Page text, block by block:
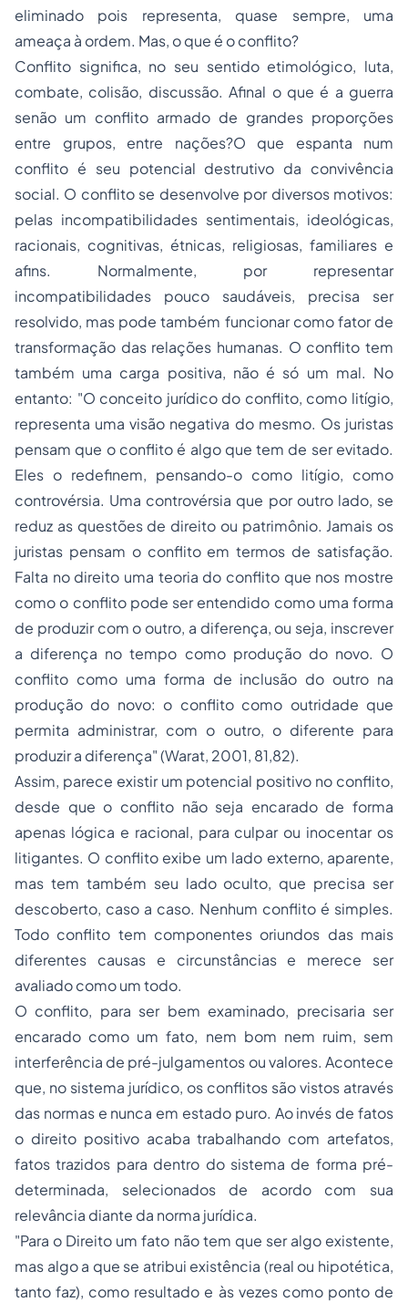
eliminado pois representa, quase sempre, uma
ameaça à ordem. Mas, o que é o conflito?
Conflito significa, no seu sentido etimológico, luta,
combate, colisão, discussão. Afinal o que é a guerra
senão um conflito armado de grandes proporções
entre grupos, entre nações?O que espanta num
conflito é seu potencial destrutivo da convivência
social. O conflito se desenvolve por diversos motivos:
pelas incompatibilidades sentimentais, ideológicas,
racionais, cognitivas, étnicas, religiosas, familiares e
afins. Normalmente, por representar
incompatibilidades pouco saudáveis, precisa ser
resolvido, mas pode também funcionar como fator de
transformação das relações humanas. O conflito tem
também uma carga positiva, não é só um mal. No
entanto: "O conceito jurídico do conflito, como litígio,
representa uma visão negativa do mesmo. Os juristas
pensam que o conflito é algo que tem de ser evitado.
Eles o redefinem, pensando-o como litígio, como
controvérsia. Uma controvérsia que por outro lado, se
reduz as questões de direito ou patrimônio. Jamais os
juristas pensam o conflito em termos de satisfação.
Falta no direito uma teoria do conflito que nos mostre
como o conflito pode ser entendido como uma forma
de produzir com o outro, a diferença, ou seja, inscrever
a diferença no tempo como produção do novo. O
conflito como uma forma de inclusão do outro na
produção do novo: o conflito como outridade que
permita administrar, com o outro, o diferente para
produzir a diferença" (Warat, 2001, 81,82).
Assim, parece existir um potencial positivo no conflito,
desde que o conflito não seja encarado de forma
apenas lógica e racional, para culpar ou inocentar os
litigantes. O conflito exibe um lado externo, aparente,
mas tem também seu lado oculto, que precisa ser
descoberto, caso a caso. Nenhum conflito é simples.
Todo conflito tem componentes oriundos das mais
diferentes causas e circunstâncias e merece ser
avaliado como um todo.
O conflito, para ser bem examinado, precisaria ser
encarado como um fato, nem bom nem ruim, sem
interferência de pré-julgamentos ou valores. Acontece
que, no sistema jurídico, os conflitos são vistos através
das normas e nunca em estado puro. Ao invés de fatos
o direito positivo acaba trabalhando com artefatos,
fatos trazidos para dentro do sistema de forma pré-
determinada, selecionados de acordo com sua
relevância diante da norma jurídica.
"Para o Direito um fato não tem que ser algo existente,
mas algo a que se atribui existência (real ou hipotética,
tanto faz), como resultado e às vezes como ponto de